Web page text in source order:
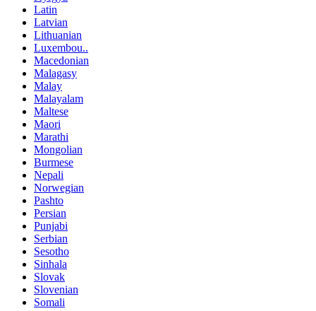
Latin
Latvian
Lithuanian
Luxembou..
Macedonian
Malagasy
Malay
Malayalam
Maltese
Maori
Marathi
Mongolian
Burmese
Nepali
Norwegian
Pashto
Persian
Punjabi
Serbian
Sesotho
Sinhala
Slovak
Slovenian
Somali